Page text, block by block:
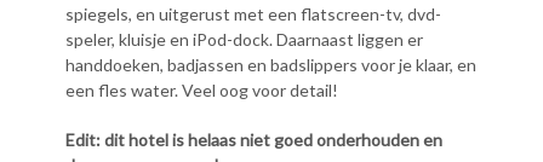
spiegels, en uitgerust met een flatscreen-tv, dvd-
speler, kluisje en iPod-dock. Daarnaast liggen er
handdoeken, badjassen en badslippers voor je klaar, en
een fles water. Veel oog voor detail!
Edit: dit hotel is helaas niet goed onderhouden en